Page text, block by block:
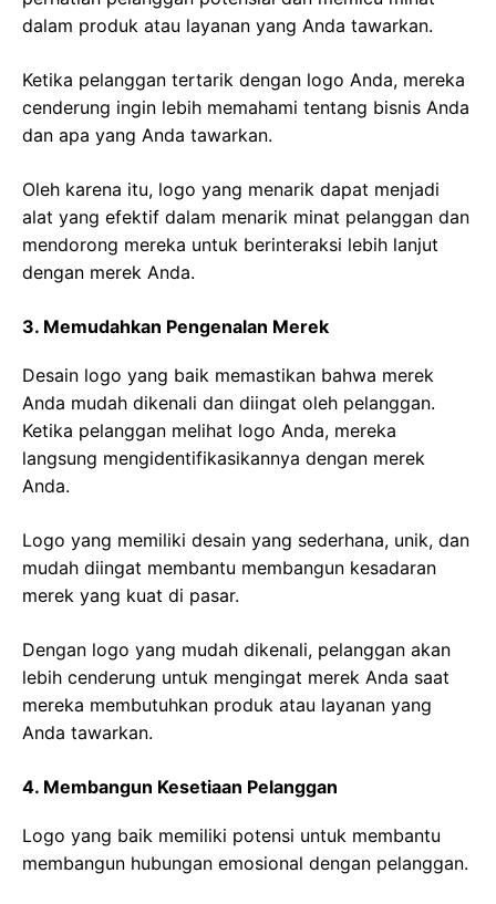
dalam produk atau layanan yang Anda tawarkan.
Ketika pelanggan tertarik dengan logo Anda, mereka
cenderung ingin lebih memahami tentang bisnis Anda
dan apa yang Anda tawarkan.
Oleh karena itu, logo yang menarik dapat menjadi
alat yang efektif dalam menarik minat pelanggan dan
mendorong mereka untuk berinteraksi lebih lanjut
dengan merek Anda.
3. Memudahkan Pengenalan Merek
Desain logo yang baik memastikan bahwa merek
Anda mudah dikenali dan diingat oleh pelanggan.
Ketika pelanggan melihat logo Anda, mereka
langsung mengidentifikasikannya dengan merek
Anda.
Logo yang memiliki desain yang sederhana, unik, dan
mudah diingat membantu membangun kesadaran
merek yang kuat di pasar.
Dengan logo yang mudah dikenali, pelanggan akan
lebih cenderung untuk mengingat merek Anda saat
mereka membutuhkan produk atau layanan yang
Anda tawarkan.
4. Membangun Kesetiaan Pelanggan
Logo yang baik memiliki potensi untuk membantu
membangun hubungan emosional dengan pelanggan.